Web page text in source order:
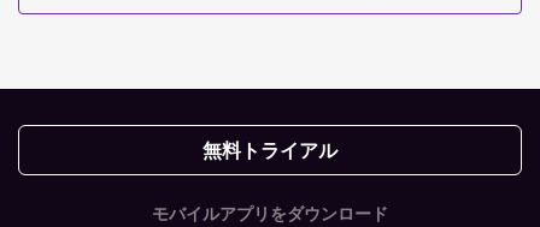
無料トライアル
モバイルアプリをダウンロード